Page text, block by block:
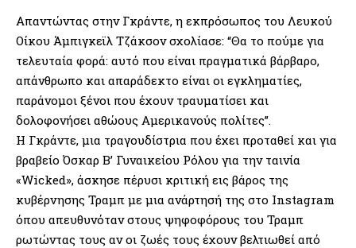
Απαντώντας στην Γκράντε, η εκπρόσωπος του Λευκού
Οίκου Άμπιγκεϊλ Τζάκσον σχολίασε: “Θα το πούμε για
τελευταία φορά: αυτό που είναι πραγματικά βάρβαρο,
απάνθρωπο και απαράδεκτο είναι οι εγκληματίες,
παράνομοι ξένοι που έχουν τραυματίσει και
δολοφονήσει αθώους Αμερικανούς πολίτες”.
Η Γκράντε, μια τραγουδίστρια που έχει προταθεί και για
βραβείο Όσκαρ Β’ Γυναικείου Ρόλου για την ταινία
«Wicked», άσκησε πέρυσι κριτική εις βάρος της
κυβέρνησης Τραμπ με μια ανάρτησή της στο Instagram
όπου απευθυνόταν στους ψηφοφόρους του Τραμπ
ρωτώντας τους αν οι ζωές τους έχουν βελτιωθεί από